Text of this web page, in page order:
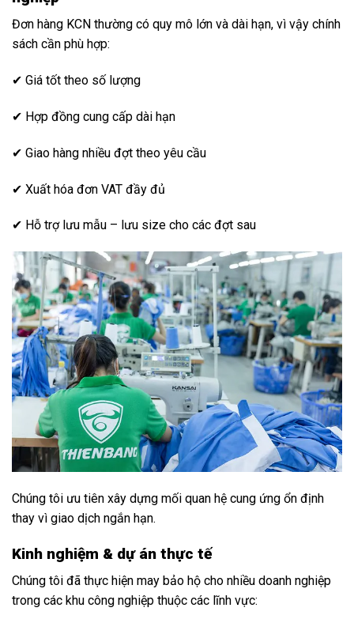
Đơn hàng KCN thường có quy mô lớn và dài hạn, vì vậy chính
sách cần phù hợp:
✔ Giá tốt theo số lượng
✔ Hợp đồng cung cấp dài hạn
✔ Giao hàng nhiều đợt theo yêu cầu
✔ Xuất hóa đơn VAT đầy đủ
✔ Hỗ trợ lưu mẫu – lưu size cho các đợt sau
Chúng tôi ưu tiên xây dựng mối quan hệ cung ứng ổn định
thay vì giao dịch ngắn hạn.
Kinh nghiệm & dự án thực tế
Chúng tôi đã thực hiện may bảo hộ cho nhiều doanh nghiệp
trong các khu công nghiệp thuộc các lĩnh vực: